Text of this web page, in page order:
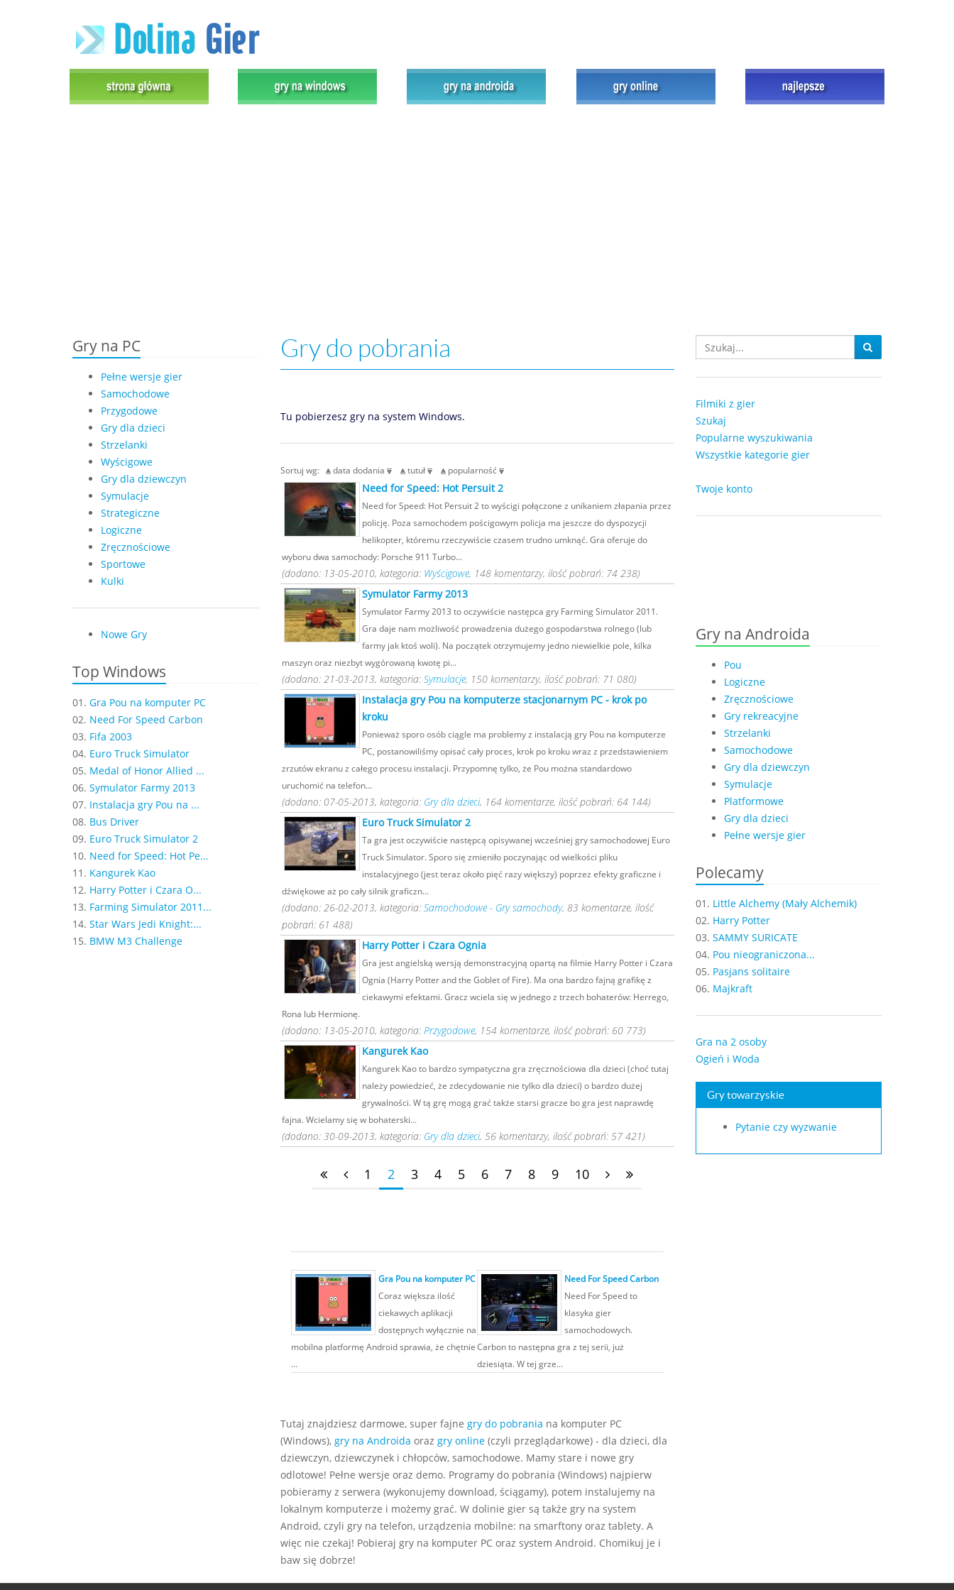
Gry na PC
Pełne wersje gier
Samochodowe
Przygodowe
Gry dla dzieci
Strzelanki
Wyścigowe
Gry dla dziewczyn
Symulacje
Strategiczne
Logiczne
Zręcznościowe
Sportowe
Kulki
Nowe Gry
Top Windows
01. Gra Pou na komputer PC
02. Need For Speed Carbon
03. Fifa 2003
04. Euro Truck Simulator
05. Medal of Honor Allied ...
06. Symulator Farmy 2013
07. Instalacja gry Pou na ...
08. Bus Driver
09. Euro Truck Simulator 2
10. Need for Speed: Hot Pe...
11. Kangurek Kao
12. Harry Potter i Czara O...
13. Farming Simulator 2011...
14. Star Wars Jedi Knight:...
15. BMW M3 Challenge
Gry do pobrania
Tu pobierzesz gry na system Windows.
Sortuj wg: data dodania tutuł popularność
Need for Speed: Hot Persuit 2
Need for Speed: Hot Persuit 2 to wyścigi połączone z unikaniem złapania przez
policję. Poza samochodem pościgowym policja ma jeszcze do dyspozycji
helikopter, któremu rzeczywiście czasem trudno umknąć. Gra oferuje do
wyboru dwa samochody: Porsche 911 Turbo...
(dodano: 13-05-2010, kategoria: Wyścigowe, 148 komentarzy, ilość pobrań: 74 238)
Symulator Farmy 2013
Symulator Farmy 2013 to oczywiście następca gry Farming Simulator 2011.
Gra daje nam możliwość prowadzenia dużego gospodarstwa rolnego (lub
farmy jak ktoś woli). Na początek otrzymujemy jedno niewielkie pole, kilka
maszyn oraz niezbyt wygórowaną kwotę pi...
(dodano: 21-03-2013, kategoria: Symulacje, 150 komentarzy, ilość pobrań: 71 080)
Instalacja gry Pou na komputerze stacjonarnym PC - krok po
kroku
Ponieważ sporo osób ciągle ma problemy z instalacją gry Pou na komputerze
PC, postanowiliśmy opisać cały proces, krok po kroku wraz z przedstawieniem
zrzutów ekranu z całego procesu instalacji. Przypomnę tylko, że Pou można standardowo
uruchomić na telefon...
(dodano: 07-05-2013, kategoria: Gry dla dzieci, 164 komentarze, ilość pobrań: 64 144)
Euro Truck Simulator 2
Ta gra jest oczywiście następcą opisywanej wcześniej gry samochodowej Euro
Truck Simulator. Sporo się zmieniło poczynając od wielkości pliku
instalacyjnego (jest teraz około pięć razy większy) poprzez efekty graficzne i
dźwiękowe aż po cały silnik graficzn...
(dodano: 26-02-2013, kategoria: Samochodowe - Gry samochody, 83 komentarze, ilość
pobrań: 61 488)
Harry Potter i Czara Ognia
Gra jest angielską wersją demonstracyjną opartą na filmie Harry Potter i Czara
Ognia (Harry Potter and the Goblet of Fire). Ma ona bardzo fajną grafikę z
ciekawymi efektami. Gracz wciela się w jednego z trzech bohaterów: Herrego,
Rona lub Hermionę.
(dodano: 13-05-2010, kategoria: Przygodowe, 154 komentarze, ilość pobrań: 60 773)
Kangurek Kao
Kangurek Kao to bardzo sympatyczna gra zręcznościowa dla dzieci (choć tutaj
należy powiedzieć, że zdecydowanie nie tylko dla dzieci) o bardzo dużej
grywalności. W tą grę mogą grać także starsi gracze bo gra jest naprawdę
fajna. Wcielamy się w bohaterski...
(dodano: 30-09-2013, kategoria: Gry dla dzieci, 56 komentarzy, ilość pobrań: 57 421)
1 2 3 4 5 6 7 8 9 10
Gra Pou na komputer PC
Coraz większa ilość
ciekawych aplikacji
dostępnych wyłącznie na
mobilna platformę Android sprawia, że chętnie
...
Need For Speed Carbon
Need For Speed to
klasyka gier
samochodowych.
Carbon to następna gra z tej serii, już
dziesiąta. W tej grze...
Tutaj znajdziesz darmowe, super fajne gry do pobrania na komputer PC
(Windows), gry na Androida oraz gry online(czyli przeglądarkowe) - dla dzieci, dla
dziewczyn, dziewczynek i chłopców, samochodowe. Mamy stare i nowe gry
odlotowe! Pełne wersje oraz demo. Programy do pobrania (Windows) najpierw
pobieramy z serwera (wykonujemy download, ściągamy), potem instalujemy na
lokalnym komputerze i możemy grać. W dolinie gier są także gry na system
Android, czyli gry na telefon, urządzenia mobilne: na smarftony oraz tablety. A
więc nie czekaj! Pobieraj gry na komputer PC oraz system Android. Chomikuj je i
baw się dobrze!
Filmiki z gier
Szukaj
Popularne wyszukiwania
Wszystkie kategorie gier
Twoje konto
Gry na Androida
Pou
Logiczne
Zręcznościowe
Gry rekreacyjne
Strzelanki
Samochodowe
Gry dla dziewczyn
Symulacje
Platformowe
Gry dla dzieci
Pełne wersje gier
Polecamy
01. Little Alchemy (Mały Alchemik)
02. Harry Potter
03. SAMMY SURICATE
04. Pou nieograniczona...
05. Pasjans solitaire
06. Majkraft
Gra na 2 osoby
Ogień i Woda
Gry towarzyskie
Pytanie czy wyzwanie